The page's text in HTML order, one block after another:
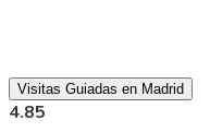
Visitas Guiadas en Madrid
4.85